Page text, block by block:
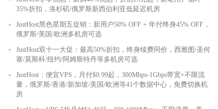
35%折扣，洛杉矶/俄罗斯新西伯利亚低延迟机房
JustHost黑色星期五促销：新用户50% OFF + 年付终身45% OFF，
俄罗斯/美国/欧洲多机房可选
JustHost双十一大促：最高50%折扣，终身续费同价，西雅图/圣何
塞/莫斯科/纽约/阿姆斯特丹等多机房可选
JustHost：便宜VPS，月付$0.99起，300Mbps-1Gbps带宽+不限流
量，俄罗斯/香港/新加坡/美国/欧洲等41个数据中心，免费切换机
房